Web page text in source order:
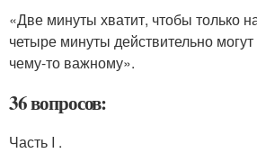
«Две минуты хватит, чтобы только
четыре минуты действительно
чему-то важному».
36 вопросов:
Часть I .